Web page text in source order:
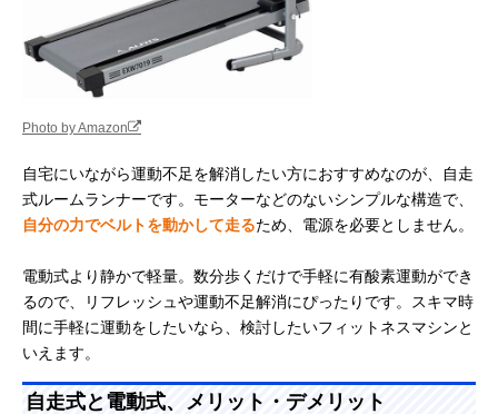
Photo by Amazon
自宅にいながら運動不足を解消したい方におすすめなのが、自走
式ルームランナーです。モーターなどのないシンプルな構造で、
自分の力でベルトを動かして走るため、電源を必要としません。
電動式より静かで軽量。数分歩くだけで手軽に有酸素運動ができ
るので、リフレッシュや運動不足解消にぴったりです。スキマ時
間に手軽に運動をしたいなら、検討したいフィットネスマシンと
いえます。
自走式と電動式、メリット・デメリット